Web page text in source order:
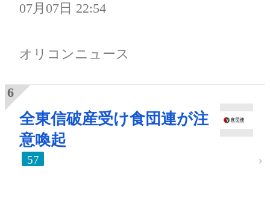
07月07日 22:54
オリコンニュース
全東信破産受け食団連が注
意喚起
57